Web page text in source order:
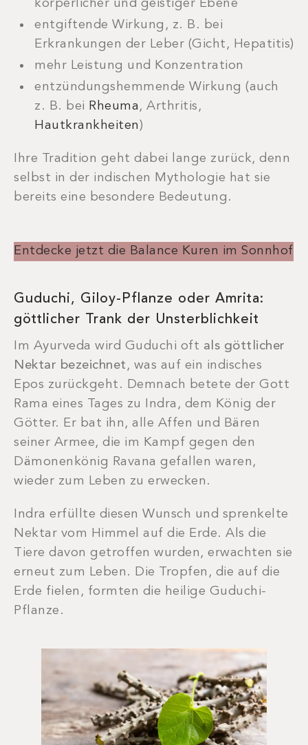
körperlicher und geistiger Ebene
entgiftende Wirkung, z. B. bei
Erkrankungen der Leber (Gicht, Hepatitis)
mehr Leistung und Konzentration
entzündungshemmende Wirkung (auch
z. B. bei Rheuma, Arthritis,
Hautkrankheiten )
Ihre Tradition geht dabei lange zurück, denn
selbst in der indischen Mythologie hat sie
bereits eine besondere Bedeutung.
Entdecke jetzt die Balance Kuren im Sonnhof
Guduchi, Giloy-Pflanze oder Amrita:
göttlicher Trank der Unsterblichkeit
Im Ayurveda wird Guduchi oft als göttlicher
Nektar bezeichnet , was auf ein indisches
Epos zurückgeht. Demnach betete der Gott
Rama eines Tages zu Indra, dem König der
Götter. Er bat ihn, alle Affen und Bären
seiner Armee, die im Kampf gegen den
Dämonenkönig Ravana gefallen waren,
wieder zum Leben zu erwecken.
Indra erfüllte diesen Wunsch und sprenkelte
Nektar vom Himmel auf die Erde. Als die
Tiere davon getroffen wurden, erwachten sie
erneut zum Leben. Die Tropfen, die auf die
Erde fielen, formten die heilige Guduchi-
Pflanze.